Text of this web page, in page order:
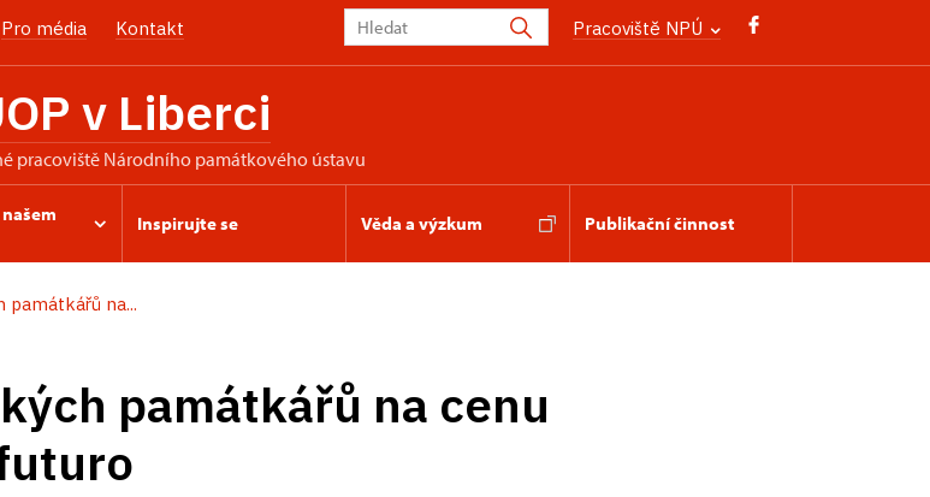
Pro média Kontakt Pracoviště NPÚ
v Liberci
pracoviště Národního památkového ústavu
Inspirujte se Věda a výzkum Publikační činnost
na...
památkářů na cenu